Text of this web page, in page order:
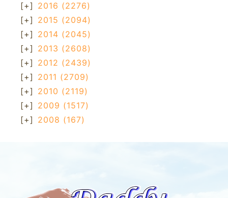
[+] 2016 (2276)
[+] 2015 (2094)
[+] 2014 (2045)
[+] 2013 (2608)
[+] 2012 (2439)
[+] 2011 (2709)
[+] 2010 (2119)
[+] 2009 (1517)
[+] 2008 (167)